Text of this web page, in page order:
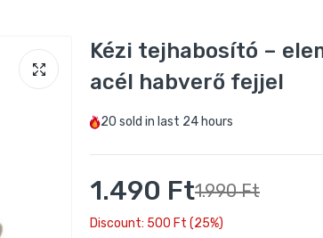
Kézi tejhabosító –
acél habverő fejjel
20 sold in last 24 hours
1.490 Ft1.990 Ft
Discount: 500 Ft (25%)